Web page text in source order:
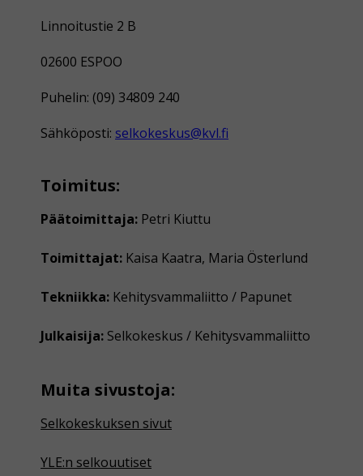
Linnoitustie 2 B
02600 ESPOO
Puhelin: (09) 34809 240
Sähköposti: selkokeskus@kvl.fi
Toimitus:
Päätoimittaja: Petri Kiuttu
Toimittajat: Kaisa Kaatra, Maria Österlund
Tekniikka: Kehitysvammaliitto / Papunet
Julkaisija: Selkokeskus / Kehitysvammaliitto
Muita sivustoja:
Selkokeskuksen sivut
YLE:n selkouutiset